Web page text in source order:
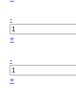
-
+
-
+